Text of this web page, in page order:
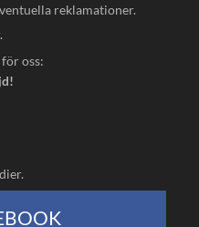
reklamationer.
.
oss: